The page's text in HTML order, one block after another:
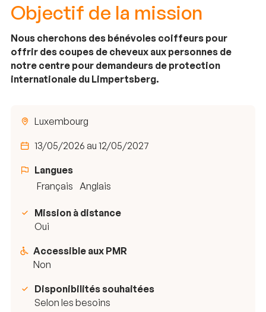
Objectif de la mission
Nous cherchons des bénévoles coiffeurs pour
offrir des coupes de cheveux aux personnes de
notre centre pour demandeurs de protection
internationale du Limpertsberg.
Luxembourg
13/05/2026 au 12/05/2027
Langues
Français Anglais
Mission à distance
Oui
Accessible aux PMR
Non
Disponibilités souhaitées
Selon les besoins